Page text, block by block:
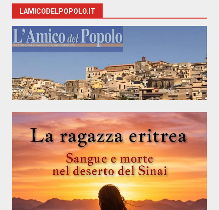
LAMICODELPOPOLO.IT